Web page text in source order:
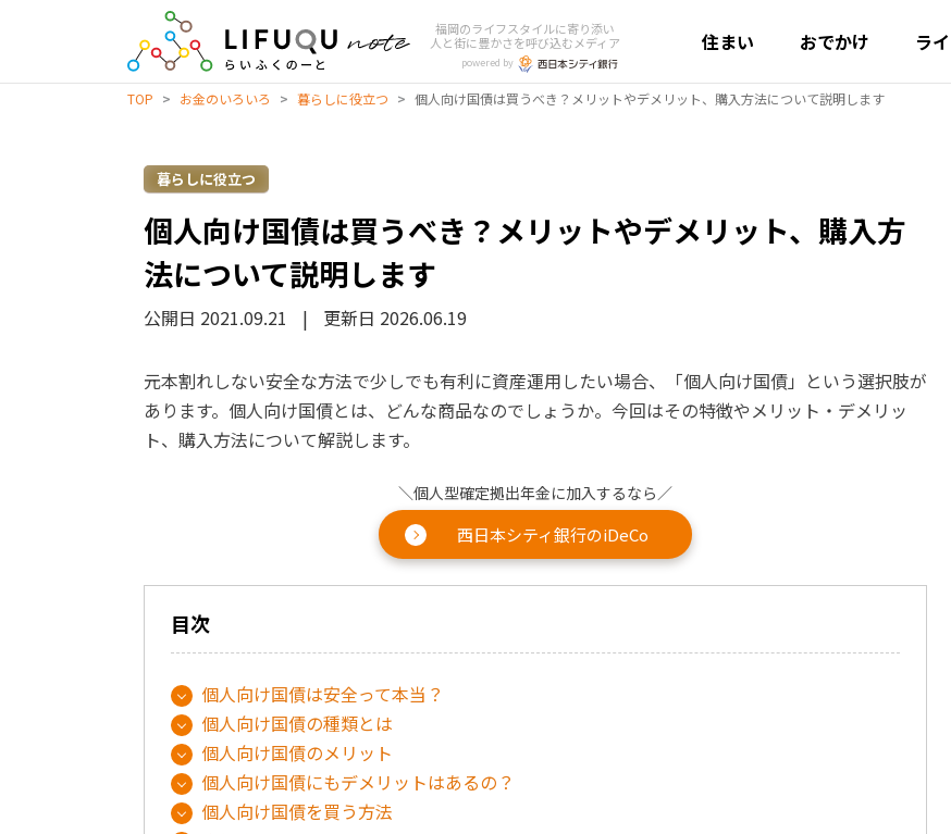
福岡のライフスタイルに寄り添い
人と街に豊かさを呼び込むメディア
powered by
住まい おでかけ ラ
TOP > お金のいろいろ > 暮らしに役立つ > 個人向け国債は買うべき？メリットやデメリット、購入方法について説明します
暮らしに役立つ
個人向け国債は買うべき？メリットやデメリット、購入方
法について説明します
公開日 2021.09.21 | 更新日 2026.06.19
元本割れしない安全な方法で少しでも有利に資産運用したい場合、「個人向け国債」という選択肢が
あります。個人向け国債とは、どんな商品なのでしょうか。今回はその特徴やメリット・デメリッ
ト、購入方法について解説します。
＼個人型確定拠出年金に加入するなら／
西日本シティ銀行のiDeCo
目次
個人向け国債は安全って本当？
個人向け国債の種類とは
個人向け国債のメリット
個人向け国債にもデメリットはあるの？
個人向け国債を買う方法